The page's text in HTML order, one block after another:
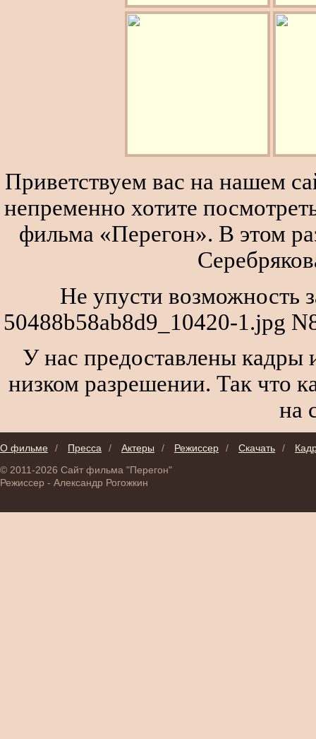
Приветствуем вас на нашем
непременно хотите
фильма «Перегон». В этом
Не упусти возможность
50488b58ab8d9_10420-1.jpg
У нас предоставлены кадры
низком разрешении. Так что
на
О фильме / Пресса / Актеры / Режиссер / Скачать /
© 2011-2026 Сайт фильма "Перегон"
Режиссер - Александр Рогожкин